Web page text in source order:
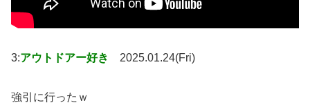
3:アウトドアー好き 2025.01.24(Fri)
強引に行ったｗ